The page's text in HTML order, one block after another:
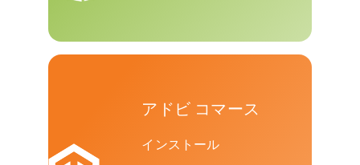
テンセン
ト
アドビ コマース
インストール